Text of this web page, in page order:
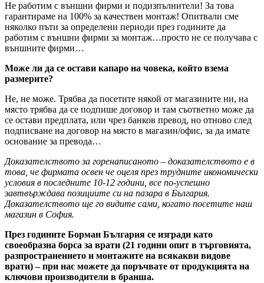
Не работим с външни фирми и подизпълнители! За това
гарантираме на 100% за качествен монтаж! Опитвали сме
няколко пъти за определени периоди през годините да
работим с външни фирми за монтаж…просто не се получава с
външните фирми…
Може ли да се остави капаро на човека, който взема
размерите?
Не, не може. Трябва да посетите някой от магазините ни, на
място трябва да се подпише договор и там съответно може да
се остави предплата, или чрез банков превод, но отново след
подписване на договор на място в магазин/офис, за да имате
основание за превода…
Доказателството за горенаписаното – доказателството е в
това, че фирмата освен че оцеля през трудните икономически
условия в последните 10-12 години, все по-успешно
завтвърждава позициите си на пазара в България.
Доказателството ще го видите сами, когато посетите наш
магазин в София.
През годините Борман България се изгради като
своеобразна борса за врати (21 години опит в търговията,
разпространението и монтажите на всякакви видове
врати) – при нас можете да поръчвате от продукцията на
ключови производители в бранша.